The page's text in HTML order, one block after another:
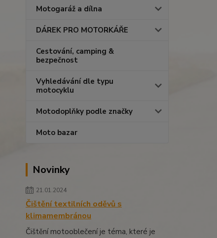
Motogaráž a dílna
DÁREK PRO MOTORKÁŘE
Cestování, camping &
bezpečnost
Vyhledávání dle typu
motocyklu
Motodoplňky podle značky
Moto bazar
Novinky
21.01.2024
Čištění textilních oděvů s
klimamembránou
Čištění motooblečení je téma, které je